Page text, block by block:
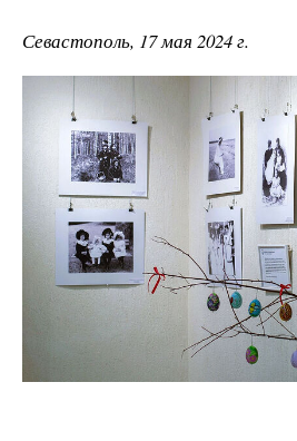
Севастополь, 17 мая 2024 г.